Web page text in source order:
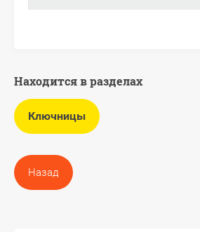
Находится в разделах
Ключницы
Назад